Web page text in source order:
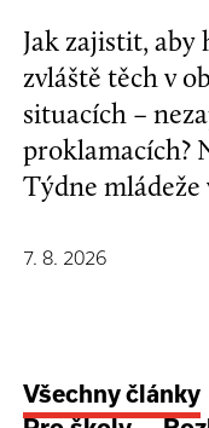
Jak zajistit, aby
zvláště těch v
situacích –
proklamacích?
Týdne
stakeholdeři
7. 8. 2026
Všechny články